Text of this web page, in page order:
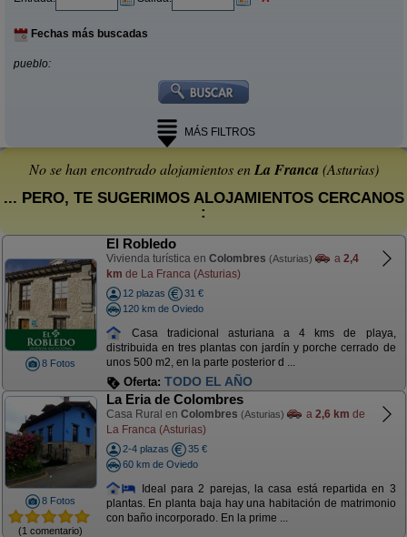
Fechas más buscadas
pueblo:
MÁS FILTROS
No se han encontrado alojamientos enLa Franca (Asturias)
... PERO, TE SUGERIMOS ALOJAMIENTOS CERCANOS
:
8 Fotos
El Robledo
Vivienda turística en Colombres (Asturias) a 2,4
km de La Franca (Asturias)
12 plazas
31 €
120 km de Oviedo
Casa tradicional asturiana a 4 kms de playa,
distribuida en tres plantas con jardín y porche cerrado de
unos 500 m2, en la parte posterior d ...
Oferta: TODO EL AÑO
8 Fotos
(1 comentario)
La Eria de Colombres
Casa Rural en Colombres (Asturias) a 2,6 km de
La Franca (Asturias)
2-4 plazas
35 €
60 km de Oviedo
Ideal para 2 parejas, la casa está repartida en 3
plantas. En planta baja hay una habitación de matrimonio
con baño incorporado. En la prime ...